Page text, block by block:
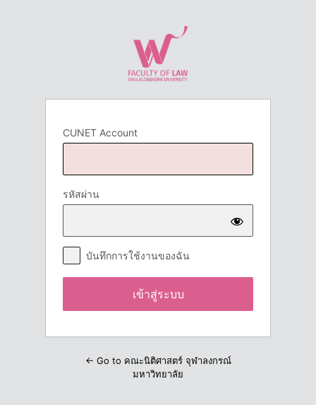
CUNET Account
รหัสผ่าน
บันทึกการใช้งานของฉัน
← Go to คณะนิติศาสตร์ จุฬาลงกรณ์
มหาวิทยาลัย